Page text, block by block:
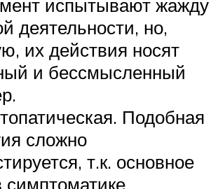
испытывают жажду
деятельности, но,
их действия носят
и бессмысленный
Подобная
сложно
т.к. основное
симптоматике